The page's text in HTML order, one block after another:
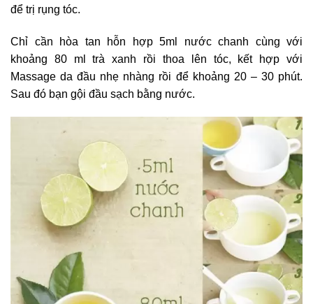
để trị rụng tóc.
Chỉ cần hòa tan hỗn hợp 5ml nước chanh cùng với
khoảng 80 ml trà xanh rồi thoa lên tóc, kết hợp với
Massage da đầu nhẹ nhàng rồi để khoảng 20 – 30 phút.
Sau đó bạn gội đầu sạch bằng nước.